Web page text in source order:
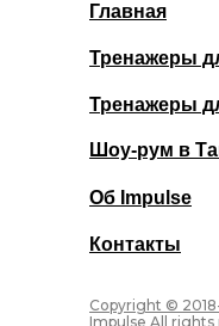
Copyright ©
Impulse All rights
Главная
Тренажеры
Тренажеры
Шоу-рум в
Об Impulse
Контакты